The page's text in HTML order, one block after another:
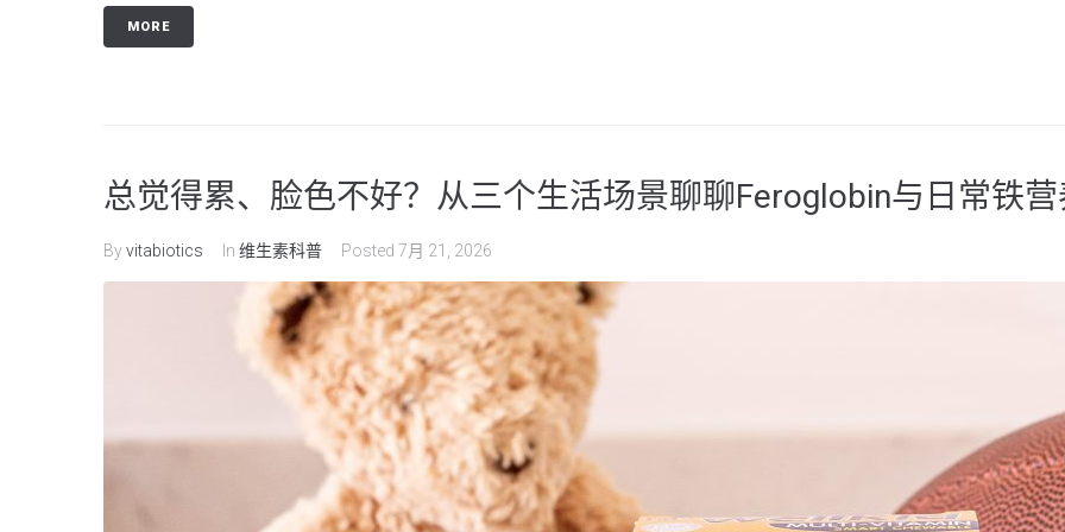
MORE
总觉得累、脸色不好？从三个生活场景聊聊Feroglobin与日常铁
Byvitabiotics In 维生素科普 Posted 7月 21, 2026